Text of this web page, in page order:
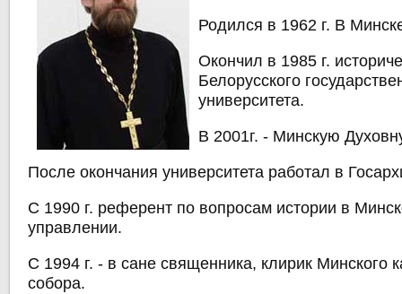
Родился в 1962 г. В
Окончил в 1985 г.
Белорусского
университета.
В 2001г. - Минскую
После окончания университета работал в
С 1990 г. референт по вопросам истории в
управлении.
С 1994 г. - в сане священника, клирик Минского
собора.